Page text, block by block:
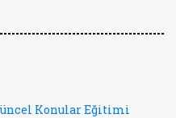
Konular Eğitimi